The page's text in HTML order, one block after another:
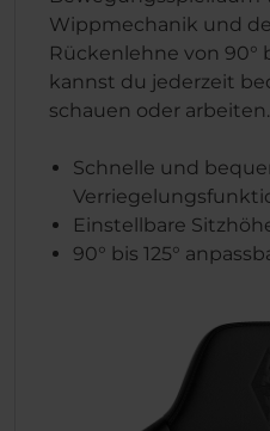
Wippmechanik und
Rückenlehne von 90°
kannst du jederzeit
schauen oder arbeiten.
Schnelle und
Einstellbare
90° bis 125°